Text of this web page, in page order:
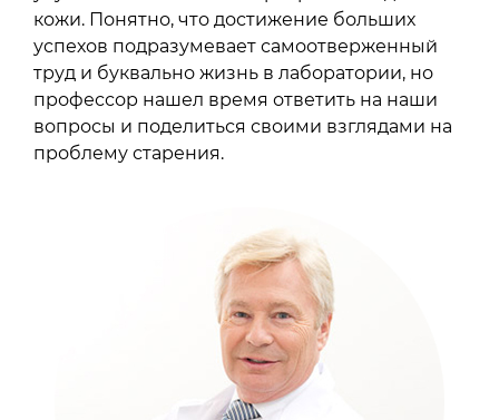
кожи. Понятно, что достижение больших
успехов подразумевает самоотверженный
труд и буквально жизнь в лаборатории, но
профессор нашел время ответить на наши
вопросы и поделиться своими взглядами на
проблему старения.